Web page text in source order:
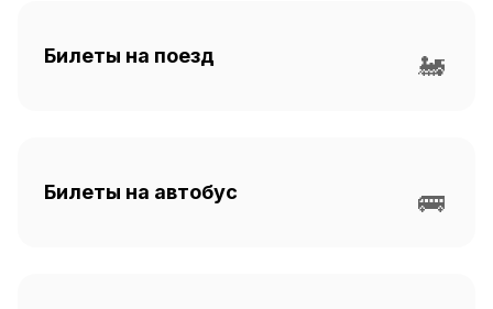
Билеты на поезд 🚂
Билеты на автобус 🚌